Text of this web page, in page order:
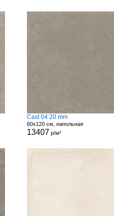
Cast 04 20 mm
60x120 см, напольная
13407 р/м²